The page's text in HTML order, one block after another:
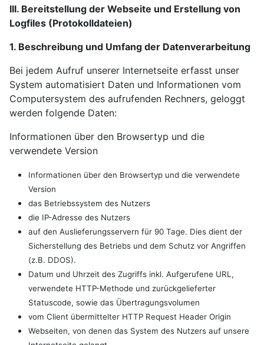
III. Bereitstellung der Webseite und Erstellung von
Logfiles (Protokolldateien)
1. Beschreibung und Umfang der Datenverarbeitung
Bei jedem Aufruf unserer Internetseite erfasst unser
System automatisiert Daten und Informationen vom
Computersystem des aufrufenden Rechners, geloggt
werden folgende Daten:
Informationen über den Browsertyp und die
verwendete Version
Informationen über den Browsertyp und die verwendete
Version
das Betriebssystem des Nutzers
die IP-Adresse des Nutzers
auf den Auslieferungsservern für 90 Tage. Dies dient der
Sicherstellung des Betriebs und dem Schutz vor Angriffen
(z.B. DDOS).
Datum und Uhrzeit des Zugriffs inkl. Aufgerufene URL,
verwendete HTTP-Methode und zurückgelieferter
Statuscode, sowie das Übertragungsvolumen
vom Client übermittelter HTTP Request Header Origin
Webseiten, von denen das System des Nutzers auf unsere